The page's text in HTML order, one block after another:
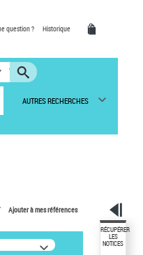
question ? Historique
AUTRES RECHERCHES
Ajouter à mes références
RÉCUPÉRER
LES
NOTICES